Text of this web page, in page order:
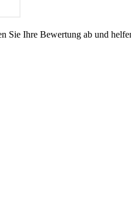
Sie Ihre Bewertung ab und